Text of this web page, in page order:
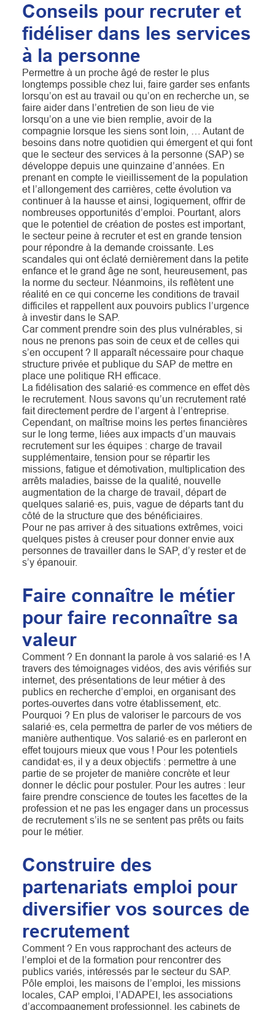
Conseils pour recruter et
fidéliser dans les services
à la personne
Permettre à un proche âgé de rester le plus
longtemps possible chez lui, faire garder ses enfants
lorsqu’on est au travail ou qu’on en recherche un, se
faire aider dans l’entretien de son lieu de vie
lorsqu’on a une vie bien remplie, avoir de la
compagnie lorsque les siens sont loin, … Autant de
besoins dans notre quotidien qui émergent et qui font
que le secteur des services à la personne (SAP) se
développe depuis une quinzaine d’années. En
prenant en compte le vieillissement de la population
et l’allongement des carrières, cette évolution va
continuer à la hausse et ainsi, logiquement, offrir de
nombreuses opportunités d’emploi. Pourtant, alors
que le potentiel de création de postes est important,
le secteur peine à recruter et est en grande tension
pour répondre à la demande croissante. Les
scandales qui ont éclaté dernièrement dans la petite
enfance et le grand âge ne sont, heureusement, pas
la norme du secteur. Néanmoins, ils reflètent une
réalité en ce qui concerne les conditions de travail
difficiles et rappellent aux pouvoirs publics l’urgence
à investir dans le SAP.
Car comment prendre soin des plus vulnérables, si
nous ne prenons pas soin de ceux et de celles qui
s’en occupent ? Il apparaît nécessaire pour chaque
structure privée et publique du SAP de mettre en
place une politique RH efficace.
La fidélisation des salarié·es commence en effet dès
le recrutement. Nous savons qu’un recrutement raté
fait directement perdre de l’argent à l’entreprise.
Cependant, on maîtrise moins les pertes financières
sur le long terme, liées aux impacts d’un mauvais
recrutement sur les équipes : charge de travail
supplémentaire, tension pour se répartir les
missions, fatigue et démotivation, multiplication des
arrêts maladies, baisse de la qualité, nouvelle
augmentation de la charge de travail, départ de
quelques salarié·es, puis, vague de départs tant du
côté de la structure que des bénéficiaires.
Pour ne pas arriver à des situations extrêmes, voici
quelques pistes à creuser pour donner envie aux
personnes de travailler dans le SAP, d’y rester et de
s’y épanouir.
Faire connaître le métier
pour faire reconnaître sa
valeur
Comment ? En donnant la parole à vos salarié·es ! A
travers des témoignages vidéos, des avis vérifiés sur
internet, des présentations de leur métier à des
publics en recherche d’emploi, en organisant des
portes-ouvertes dans votre établissement, etc.
Pourquoi ? En plus de valoriser le parcours de vos
salarié·es, cela permettra de parler de vos métiers de
manière authentique. Vos salarié·es en parleront en
effet toujours mieux que vous ! Pour les potentiels
candidat·es, il y a deux objectifs : permettre à une
partie de se projeter de manière concrète et leur
donner le déclic pour postuler. Pour les autres : leur
faire prendre conscience de toutes les facettes de la
profession et ne pas les engager dans un processus
de recrutement s’ils ne se sentent pas prêts ou faits
pour le métier.
Construire des
partenariats emploi pour
diversifier vos sources de
recrutement
Comment ? En vous rapprochant des acteurs de
l’emploi et de la formation pour rencontrer des
publics variés, intéressés par le secteur du SAP.
Pôle emploi, les maisons de l’emploi, les missions
locales, CAP emploi, l’ADAPEI, les associations
d’accompagnement professionnel, les cabinets de